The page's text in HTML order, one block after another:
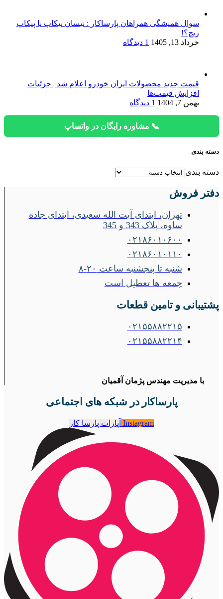
سوال همیشگی همراهان پارساکار : نیسان پیکاپ یا پیکاپ
ریچ؟!
خرداد 13, 1405
1 دیدگاه
قیمت جدید محصولات ایران خودرو اعلام شد | جزئیات
افزایش قیمت‌ها
بهمن 7, 1404
1 دیدگاه
📞 مشاوره رایگان در واتساپ
دسته بندی
دسته بندی
دفتر فروش
تهران، ابتدای آیت الله سعیدی، ابتدای جاده
ساوه، پلاک 343 و 345
۰۲۱۸۶۰۱۰۶۰۰
۰۲۱۸۶۰۱۰۱۱۰
شنبه تا پنجشنبه ساعت ۲۰-۸
جمعه ها تعطیل است
پشتیبانی و تامین قطعات
۰۲۱۵۵۸۸۲۲۱۵
۰۲۱۵۵۸۸۲۲۱۴
با مدیریت مهندس پژمان آقمیان
پارساکار در شبکه های اجتماعی
Instagram آپارات پارسا کار